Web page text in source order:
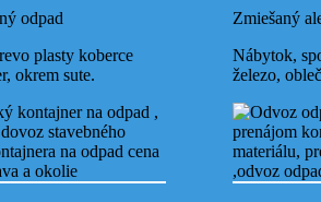
Bratislava Karlova Ves
odpadu Dubravka
odpad
plasty koberce
okrem sute.
Zmiešaný
Nábytok,
železo,